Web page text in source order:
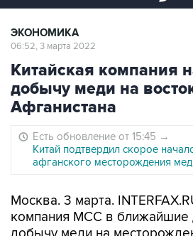
ЭКОНОМИКА
06:52, 3 марта 2022
Китайская компания
добычу меди на
Афганистана
Есть обновление от 15:45 →
Китай подтвердил скорое
афганского месторождения
Москва. 3 марта.
компания MCC в ближайшие